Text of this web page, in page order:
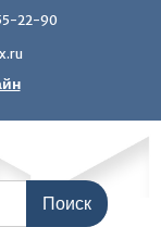
22-90